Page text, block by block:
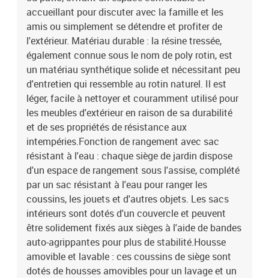
polyester)Matériau de remplissage du coussin de siège :
mousseMatériau de remplissage du coussin de dossier : fibre de
cotonDimensions du coussin de siège : 55 x 55 x 3 cm (l x P x
é)Dimensions du coussin de dossier : 55 x 45 x 13 cm (L x l x é)La
livraison contient :3 x siège d'angle avec fonction de rangement et
sac résistant à l'eau3 x siège central incluant une fonction de
rangement avec un sac résistant à l'eau9 x coussin de dossier6 x
coussin de siège avec housse amovible et lavable
accueillant pour discuter avec la famille et les
amis ou simplement se détendre et profiter de
l'extérieur. Matériau durable : la résine tressée,
également connue sous le nom de poly rotin, est
un matériau synthétique solide et nécessitant peu
d'entretien qui ressemble au rotin naturel. Il est
léger, facile à nettoyer et couramment utilisé pour
les meubles d'extérieur en raison de sa durabilité
et de ses propriétés de résistance aux
intempéries.Fonction de rangement avec sac
résistant à l'eau : chaque siège de jardin dispose
d'un espace de rangement sous l'assise, complété
par un sac résistant à l'eau pour ranger les
coussins, les jouets et d'autres objets. Les sacs
intérieurs sont dotés d'un couvercle et peuvent
être solidement fixés aux sièges à l'aide de bandes
auto-agrippantes pour plus de stabilité.Housse
amovible et lavable : ces coussins de siège sont
dotés de housses amovibles pour un lavage et un